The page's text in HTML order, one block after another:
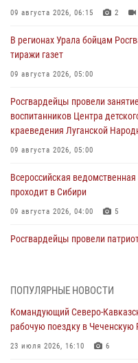
09 августа 2026, 06:15 2
В регионах Урала бойцам
тиражи газет
09 августа 2026, 05:00
Росгвардейцы провели
воспитанников Центра
краеведения Луганской
09 августа 2026, 05:00
Всероссийская
проходит в Сибири
09 августа 2026, 04:00 5
Росгвардейцы провели
юных воспитанников
08 августа 2026, 13:00
ПОПУЛЯРНЫЕ НОВОСТИ
Командующий Северо-
рабочую поездку в Чеченскую
23 июля 2026, 16:10 6